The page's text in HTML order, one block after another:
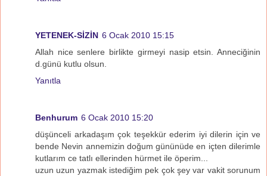
YETENEK-SİZİN 6 Ocak 2010 15:15
Allah nice senlere birlikte girmeyi nasip etsin. Anneciğinin
d.günü kutlu olsun.
Yanıtla
Benhurum 6 Ocak 2010 15:20
düşünceli arkadaşım çok teşekkür ederim iyi dilerin için ve
bende Nevin annemizin doğum gününüde en içten dilerimle
kutlarım ce tatlı ellerinden hürmet ile öperim...
uzun uzun yazmak istediğim pek çok şey var vakit sorunum